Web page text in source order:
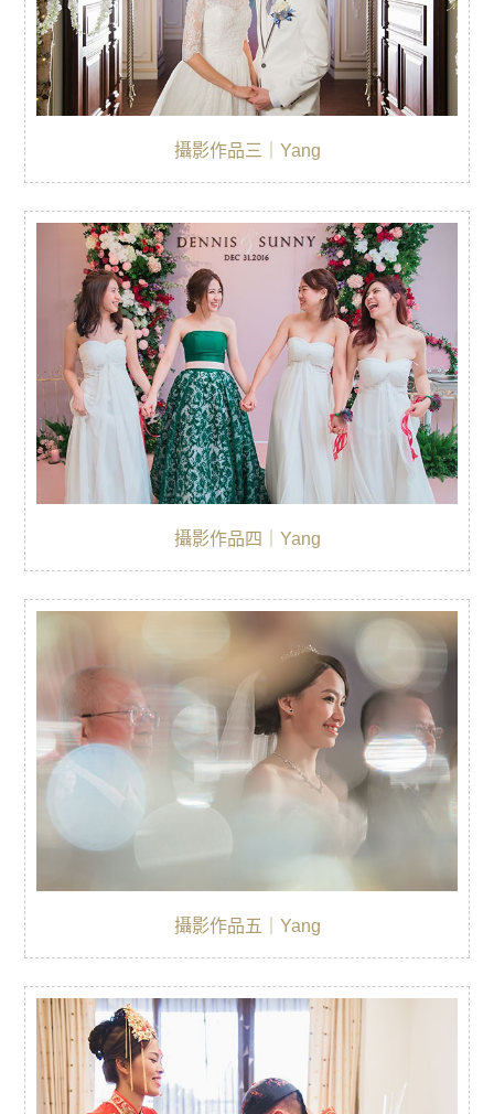
攝影作品三｜Yang
攝影作品四｜Yang
攝影作品五｜Yang